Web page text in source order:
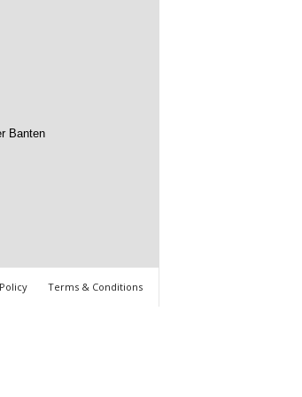
Banten
Terms & Conditions